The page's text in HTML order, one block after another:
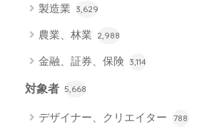
製造業 3,629
農業、林業 2,988
金融、証券、保険 3,114
対象者 5,668
デザイナー、クリエイター 788